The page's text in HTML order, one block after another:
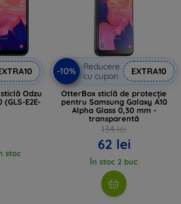
Odzu
(GLS-E2E-
stoc
-10%
Reducere
cu cupon
EXTRA10
OtterBox sticlă de protecție
pentru Samsung Galaxy A10
Alpha Glass 0,30 mm -
transparentă
134 lei
62 lei
În stoc 2 buc